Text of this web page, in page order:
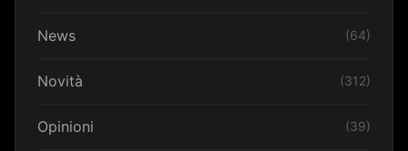
News (64)
Novità (312)
Opinioni (39)